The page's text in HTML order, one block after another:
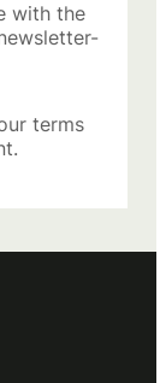
with the
terms